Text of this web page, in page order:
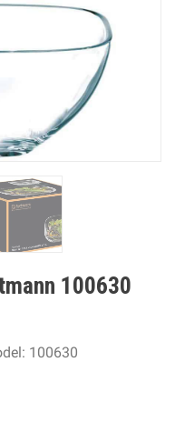
100630
100630